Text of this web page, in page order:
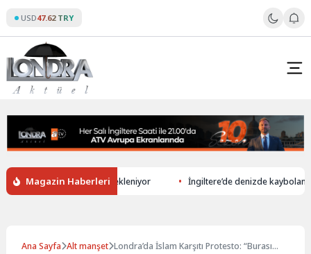
content
USD47.62 TRY
Magazin Haberleri
rekor düşüş bekleniyor İngiltere’de denizde kaybolan 13
Ana Sayfa Alt manşet Londra’da İslam Karşıtı Protesto: “Burası